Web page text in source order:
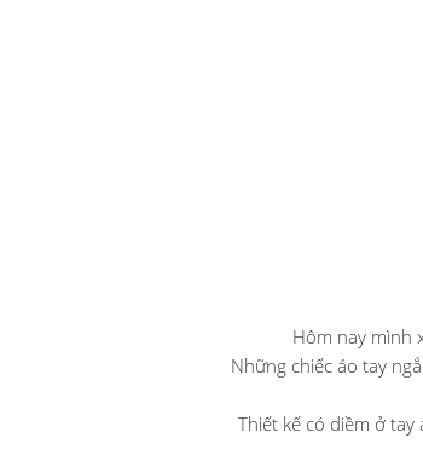
Hôm nay mình
Những chiếc áo tay
Thiết kế có diềm ở